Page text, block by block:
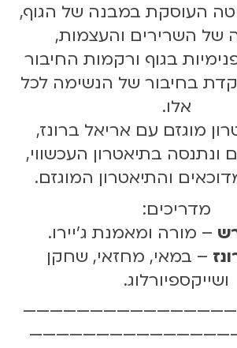
העוסקת במבנה של הגוף,
של השרירים והעצמות,
בגוף ורקמות החיבור
בחיבור של הנשימה לכל
אלו.
מוגזם עם אריאל ברונז,
ונתנסה בתיאטרון העכשווי,
והתיאטרון המוגזם.
מדריכים:
– מורה ומאמנת ג'יירו.
– במאי, מחזאי, שחקן
ושייקספיורלוג.